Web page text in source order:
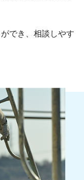
でき、相談しやす